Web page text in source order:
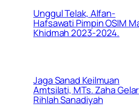
Unggul Telak, Alfan-
Hafsawati Pimpin OSIM
Khidmah 2023-2024.
Jaga Sanad Keilmuan
Amtsilati, MTs. Zaha Gelar
Rihlah Sanadiyah